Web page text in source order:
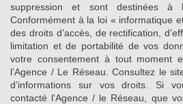
suppression et sont destinées à
Conformément à la loi « informatique
des droits d’accès, de rectification,
limitation et de portabilité de vos
votre consentement à tout moment
l’Agence / Le Réseau. Consultez le
d’informations sur vos droits. Si
contacté l'Agence / le Réseau, que